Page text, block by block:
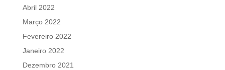
Abril 2022
Março 2022
Fevereiro 2022
Janeiro 2022
Dezembro 2021